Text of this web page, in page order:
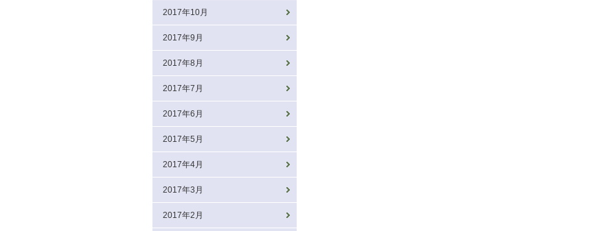
2017年10月
2017年9月
2017年8月
2017年7月
2017年6月
2017年5月
2017年4月
2017年3月
2017年2月